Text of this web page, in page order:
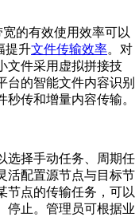
的有效使用效率可以
提升文件传输效率。对
文件采用虚拟拼接技
台的智能文件内容识别
传和增量内容传输。
选择手动任务、周期任
活配置源节点与目标节
节点的传输任务，可以
停止。管理员可根据业